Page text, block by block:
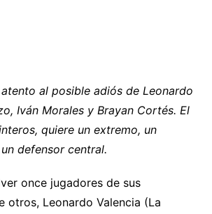
al posible adiós de Leonardo
Iván Morales y Brayan Cortés. El
quiere un extremo, un
defensor central.
once jugadores de sus
otros, Leonardo Valencia (La